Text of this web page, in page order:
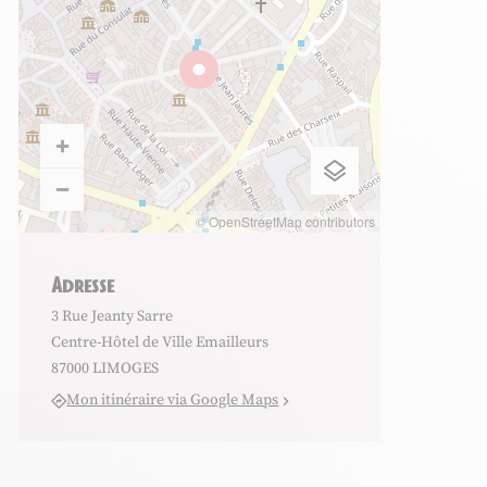
© OpenStreetMap contributors
Adresse
3 Rue Jeanty Sarre
Centre-Hôtel de Ville Emailleurs
87000 LIMOGES
Mon itinéraire via Google Maps